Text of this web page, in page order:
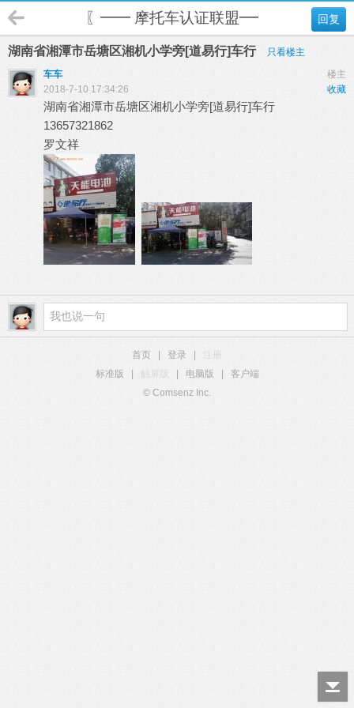
回复
〖━━ 摩托车认证联盟━━〗
湖南省湘潭市岳塘区湘机小学旁[道易行]车行
只看楼主
楼主
车车
收藏
2018-7-10 17:34:26
湖南省湘潭市岳塘区湘机小学旁[道易行]车行
13657321862
罗文祥
首页 登录
标准版
触屏版 电脑版
客户端
© Comsenz Inc.